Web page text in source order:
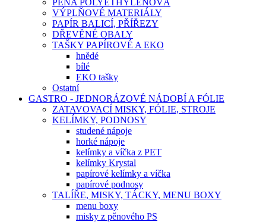
PĚNA POLYETHYLENOVÁ
VÝPLŇOVÉ MATERIÁLY
PAPÍR BALICÍ, PŘÍŘEZY
DŘEVĚNÉ OBALY
TAŠKY PAPÍROVÉ A EKO
hnědé
bílé
EKO tašky
Ostatní
GASTRO - JEDNORÁZOVÉ NÁDOBÍ A FÓLIE
ZATAVOVACÍ MISKY, FÓLIE, STROJE
KELÍMKY, PODNOSY
studené nápoje
horké nápoje
kelímky a víčka z PET
kelímky Krystal
papírové kelímky a víčka
papírové podnosy
TALÍŘE, MISKY, TÁCKY, MENU BOXY
menu boxy
misky z pěnového PS